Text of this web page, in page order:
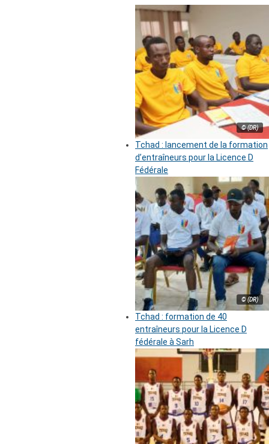
© (DR)
Tchad : lancement de la formation
d’entraîneurs pour la Licence D
Fédérale
© (DR)
Tchad : formation de 40
entraîneurs pour la Licence D
fédérale à Sarh